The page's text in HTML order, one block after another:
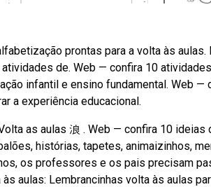
prontas para a volta às
de. Web — confira 10
infantil e ensino fundamental. Web
a experiência educacional.
as aulas 浪 . Web — confira 10
histórias, tapetes, animaizinhos,
os professores e os pais precisam
aulas: Lembrancinhas volta às aulas